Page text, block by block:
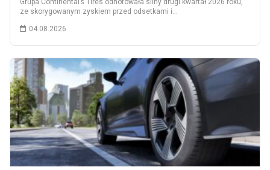
Grupa Continental’s Tires odnotowała silny drugi kwartał 2026 roku,
ze skorygowanym zyskiem przed odsetkami i…
04.08.2026